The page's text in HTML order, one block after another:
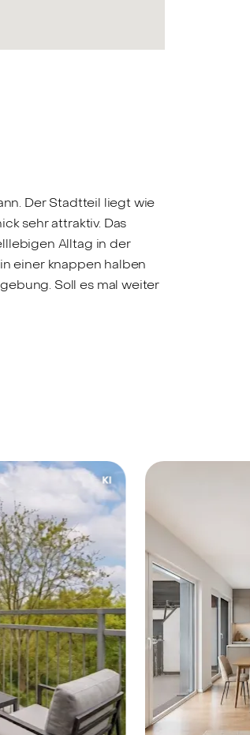
Der Stadtteil liegt wie
sehr attraktiv. Das
Alltag in der
einer knappen halben
Soll es mal weiter